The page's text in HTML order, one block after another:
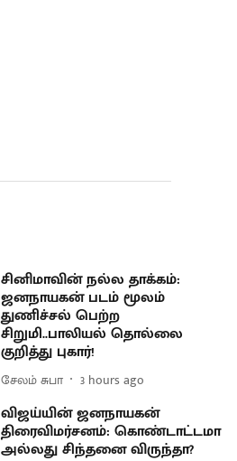
சினிமாவின் நல்ல தாக்கம்:
ஜனநாயகன் படம் மூலம்
துணிச்சல் பெற்ற
சிறுமி..பாலியல் தொல்லை
குறித்து புகார்!
சேலம் சுபா 3 hours ago
விஜய்யின் ஜனநாயகன்
திரைவிமர்சனம்: கொண்டாட்டமா
அல்லது சிந்தனை விருந்தா?